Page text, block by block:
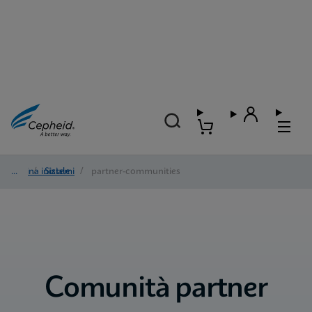
Pagina iniziale
/ Sistemi / partner-communities
Comunità partner